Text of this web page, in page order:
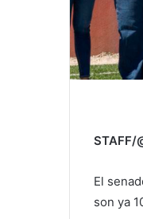
STAFF/
El
son ya